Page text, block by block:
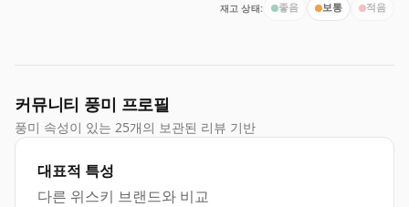
재고 상태: 좋음 보통 적음
커뮤니티 풍미 프로필
풍미 속성이 있는 25개의 보관된 리뷰 기반
대표적 특성
다른 위스키 브랜드와 비교